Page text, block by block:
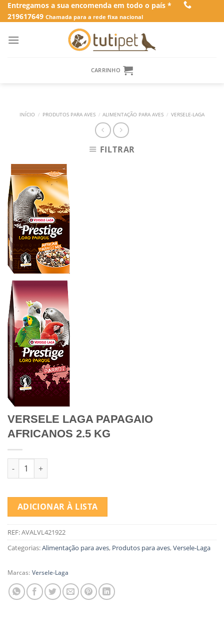
SkipEntregamos a sua encomenda em todo o país *
219617649 Chamada para a rede fixa nacional
CARRINHO
INÍCIO / PRODUTOS PARA AVES / ALIMENTAÇÃO PARA AVES / VERSELE-LAGA
FILTRAR
VERSELE LAGA PAPAGAIO
AFRICANOS 2.5 KG
Quantidade de VERSELE LAGA PAPAGAIO AFRICANOS 2.5 KG
ADICIONAR À LISTA
REF:AVALVL421922
Categorias:Alimentação para aves, Produtos para aves,Versele-Laga
Marcas: Versele-Laga